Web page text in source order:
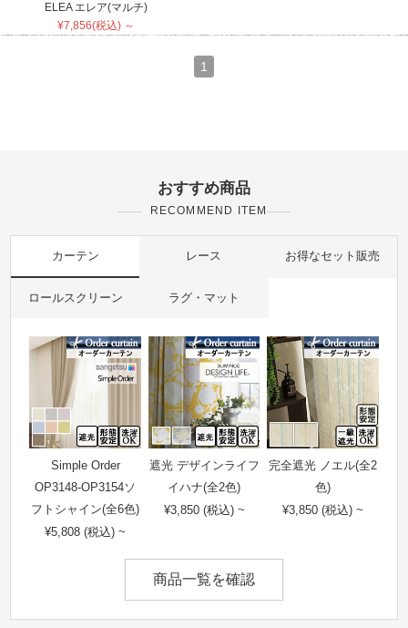
ELEA エレア(マルチ)
¥7,856(税込) ～
1
おすすめ商品
RECOMMEND ITEM
カーテン レース お得なセット販売
ロールスクリーン ラグ・マット
Simple Order
OP3148-OP3154ソ
フトシャイン(全6色)
¥5,808 (税込) ~
遮光 デザインライフ
イハナ(全2色)
¥3,850 (税込) ~
完全遮光 ノエル(全2
色)
¥3,850 (税込) ~
商品一覧を確認